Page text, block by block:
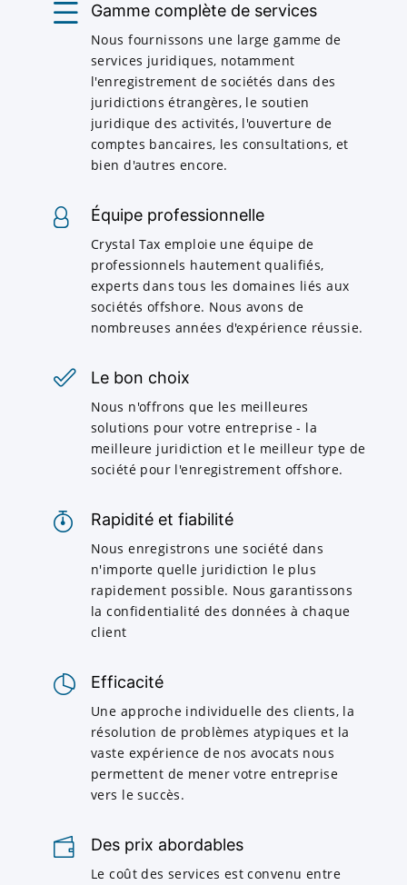
Gamme complète de services
Nous fournissons une large gamme de
services juridiques, notamment
l'enregistrement de sociétés dans des
juridictions étrangères, le soutien
juridique des activités, l'ouverture de
comptes bancaires, les consultations, et
bien d'autres encore.
Équipe professionnelle
Crystal Tax emploie une équipe de
professionnels hautement qualifiés,
experts dans tous les domaines liés aux
sociétés offshore. Nous avons de
nombreuses années d'expérience réussie.
Le bon choix
Nous n'offrons que les meilleures
solutions pour votre entreprise - la
meilleure juridiction et le meilleur type de
société pour l'enregistrement offshore.
Rapidité et fiabilité
Nous enregistrons une société dans
n'importe quelle juridiction le plus
rapidement possible. Nous garantissons
la confidentialité des données à chaque
client
Efficacité
Une approche individuelle des clients, la
résolution de problèmes atypiques et la
vaste expérience de nos avocats nous
permettent de mener votre entreprise
vers le succès.
Des prix abordables
Le coût des services est convenu entre